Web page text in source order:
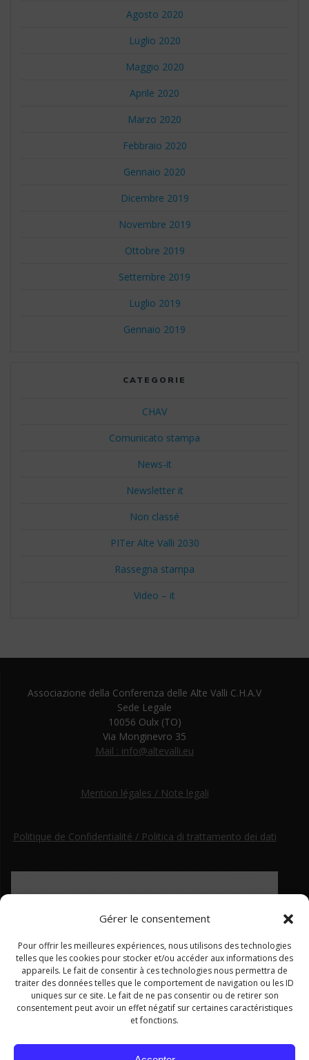
Gérer le consentement
Pour offrir les meilleures expériences, nous utilisons des technologies
telles que les cookies pour stocker et/ou accéder aux informations des
appareils. Le fait de consentir à ces technologies nous permettra de
traiter des données telles que le comportement de navigation ou les ID
uniques sur ce site. Le fait de ne pas consentir ou de retirer son
consentement peut avoir un effet négatif sur certaines caractéristiques
et fonctions.
Agosto 2020
Luglio 2020
Maggio 2020
Aprile 2020
Marzo 2020
Febbraio 2020
Gennaio 2020
Dicembre 2019
Novembre 2019
Ottobre 2019
Settembre 2019
Luglio 2019
Gennaio 2019
CATEGORIE
CHAV
Comunicato stampa
News-it
Newsletter it
Non classé
PITer Alte Valli 2030
Rassegna stampa
Video – it
Associazione della Conferenza delle Alte Valli C.H.A.V
Sede Legale
10056 Oulx (TO)
Via Monginevro 35
Mail : info@altevalli.eu
Mention légales / Note legali
Politique de Confidentialité / Politica di trattamento dei dati